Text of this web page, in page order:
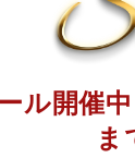
会を開始い
⼊・IT の低
能となってお
顧客体験価